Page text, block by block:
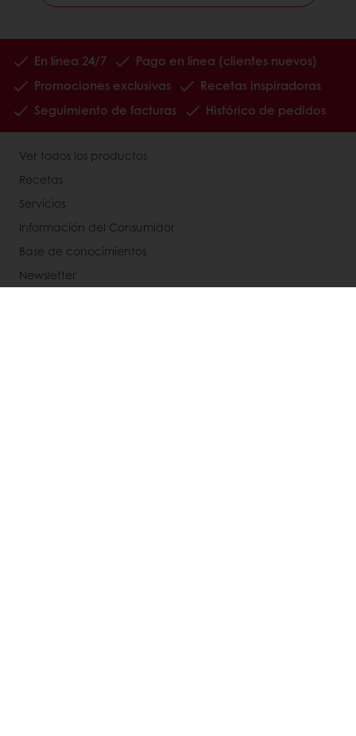
En línea 24/7
Pago en línea (clientes nuevos)
Promociones exclusivas
Recetas inspiradoras
Seguimiento de facturas
Histórico de pedidos
Ver todos los productos
Recetas
Servicios
Información del Consumidor
Base de conocimientos
Newsletter